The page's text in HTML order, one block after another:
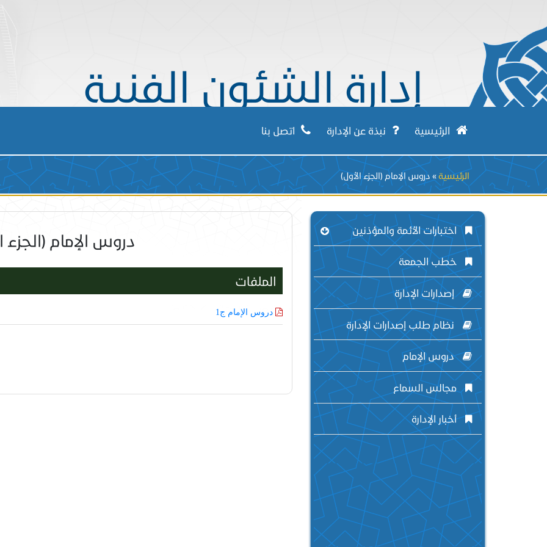
إدارة الشئون الفنية
الرئيسية نبذة عن الإدارة اتصل بنا
Breadcrumb
الرئيسية دروس الإمام (الجزء الأول)
اختبارات الأئمة والمؤذنين
خطب الجمعة
إصدارات الإدارة
نظام طلب إصدارات الإدارة
دروس الإمام
مجالس السماع
أخبار الإدارة
دروس الإمام (الجزء
الملفات
دروس الإمام ج1